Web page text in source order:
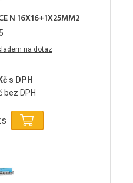
N 16X16+1X25MM2
na dotaz
s DPH
bez DPH